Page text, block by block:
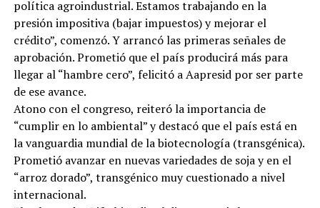
política agroindustrial. Estamos trabajando en la
presión impositiva (bajar impuestos) y mejorar el
crédito”, comenzó. Y arrancó las primeras señales de
aprobación. Prometió que el país producirá más para
llegar al “hambre cero”, felicitó a Aapresid por ser parte
de ese avance.
Atono con el congreso, reiteró la importancia de
“cumplir en lo ambiental” y destacó que el país está en
la vanguardia mundial de la biotecnología (transgénica).
Prometió avanzar en nuevas variedades de soja y en el
“arroz dorado”, transgénico muy cuestionado a nivel
internacional.